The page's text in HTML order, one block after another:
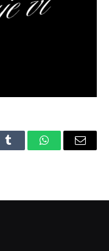
Tumblr WhatsAppEmail